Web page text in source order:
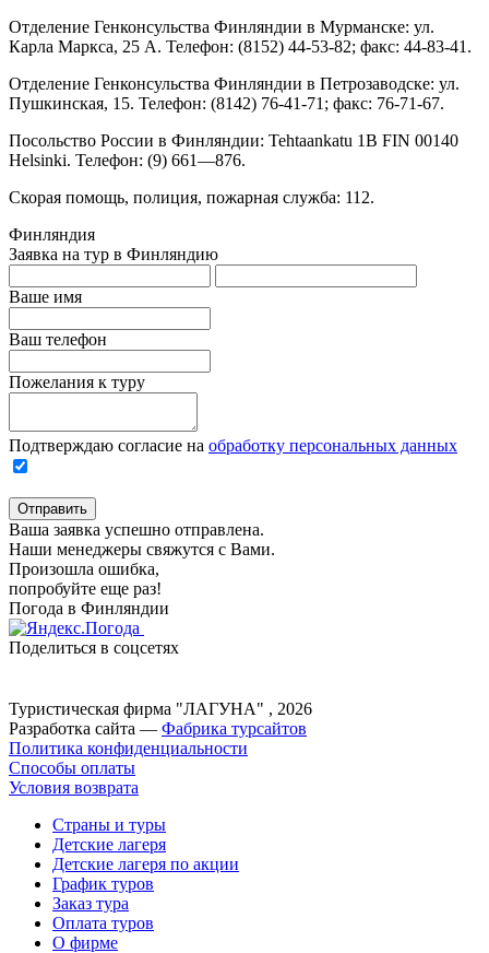
Отделение Генконсульства Финляндии в Мурманске: ул.
Карла Маркса, 25 А. Телефон: (8152) 44-53-82; факс: 44-83-41.
Отделение Генконсульства Финляндии в Петрозаводске: ул.
Пушкинская, 15. Телефон: (8142) 76-41-71; факс: 76-71-67.
Посольство России в Финляндии: Tehtaankatu 1B FIN 00140
Helsinki. Телефон: (9) 661—876.
Скорая помощь, полиция, пожарная служба: 112.
Финляндия
Заявка на тур в Финляндию
Ваше имя
Ваш телефон
Пожелания к туру
Подтверждаю согласие на обработку персональных данных
Отправить
Ваша заявка успешно отправлена.
Наши менеджеры свяжутся с Вами.
Произошла ошибка,
попробуйте еще раз!
Погода в Финляндии
Поделиться в соцсетях
Туристическая фирма "ЛАГУНА" , 2026
Разработка сайта — Фабрика турсайтов
Политика конфиденциальности
Способы оплаты
Условия возврата
Страны и туры
Детские лагеря
Детские лагеря по акции
График туров
Заказ тура
Оплата туров
О фирме